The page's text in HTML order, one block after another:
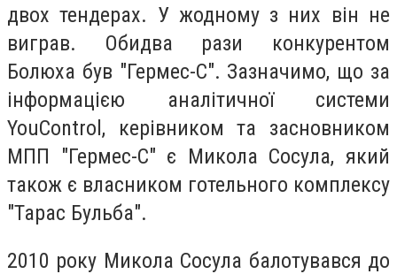
двох тендерах. У жодному з них він не
виграв. Обидва рази конкурентом
Болюха був "Гермес-С". Зазначимо, що за
інформацією аналітичної системи
YouControl, керівником та засновником
МПП "Гермес-С" є Микола Сосула, який
також є власником готельного комплексу
"Тарас Бульба".
2010 року Микола Сосула балотувався до